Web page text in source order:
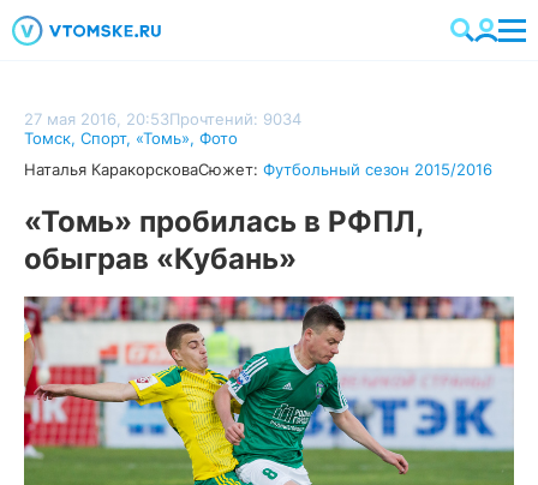
27 мая 2016, 20:53Прочтений: 9034
Томск, Спорт, «Томь», Фото
Наталья КаракорсковаСюжет: Футбольный сезон 2015/2016
«Томь» пробилась в РФПЛ,
обыграв «Кубань»